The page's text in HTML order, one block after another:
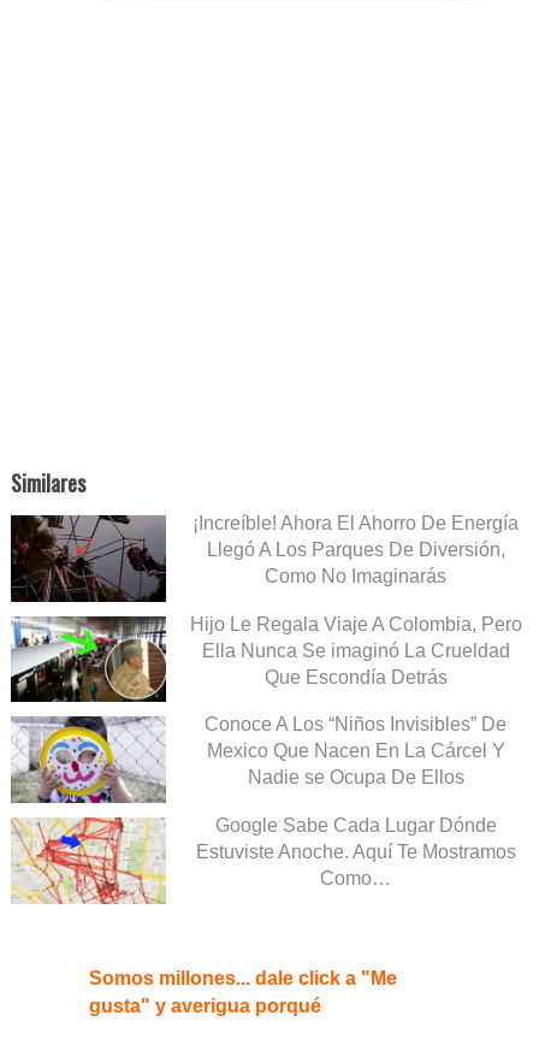
Similares
¡Increíble! Ahora El Ahorro De Energía
Llegó A Los Parques De Diversión,
Como No Imaginarás
Hijo Le Regala Viaje A Colombia, Pero
Ella Nunca Se imaginó La Crueldad
Que Escondía Detrás
Conoce A Los “Niños Invisibles” De
Mexico Que Nacen En La Cárcel Y
Nadie se Ocupa De Ellos
Google Sabe Cada Lugar Dónde
Estuviste Anoche. Aquí Te Mostramos
Como…
Somos millones... dale click a "Me
gusta" y averigua porqué